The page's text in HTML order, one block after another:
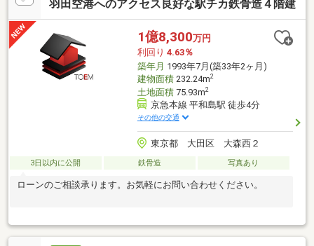
羽田空港へのアクセス良好な駅チカ鉄骨造４階建
1億8,300万円
利回り 4.63％
築年月 1993年7月(築33年2ヶ月)
建物面積232.24m2
土地面積75.93m2
京急本線 平和島駅 徒歩4分
その他の交通
東京都 大田区 大森西２
3日以内に公開 鉄骨造 写真あり
ローンのご相談承ります。お気軽にお問い合わせください。